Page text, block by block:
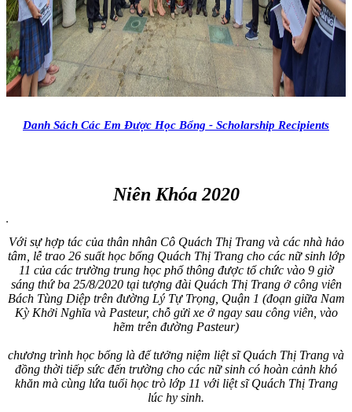
Danh Sách Các Em Được Học Bổng - Scholarship Recipients
Niên Khóa 2020
Với sự hợp tác của thân nhân Cô Quách Thị Trang và các nhà hảo
tâm, lễ trao 26 suất học bổng Quách Thị Trang cho các nữ sinh lớp
11 của các trường trung học phổ thông được tổ chức vào 9 giờ
sáng thứ ba 25/8/2020 tại tượng đài Quách Thị Trang ở công viên
Bách Tùng Diệp trên đường Lý Tự Trọng, Quận 1 (đoạn giữa Nam
Kỳ Khởi Nghĩa và Pasteur, chỗ gửi xe ở ngay sau công viên, vào
hẽm trên đường Pasteur)
chương trình học bổng là để tưởng niệm liệt sĩ Quách Thị Trang và
đồng thời tiếp sức đến trường cho các nữ sinh có hoàn cảnh khó
khăn mà cùng lứa tuổi học trò lớp 11 với liệt sĩ Quách Thị Trang
lúc hy sinh.